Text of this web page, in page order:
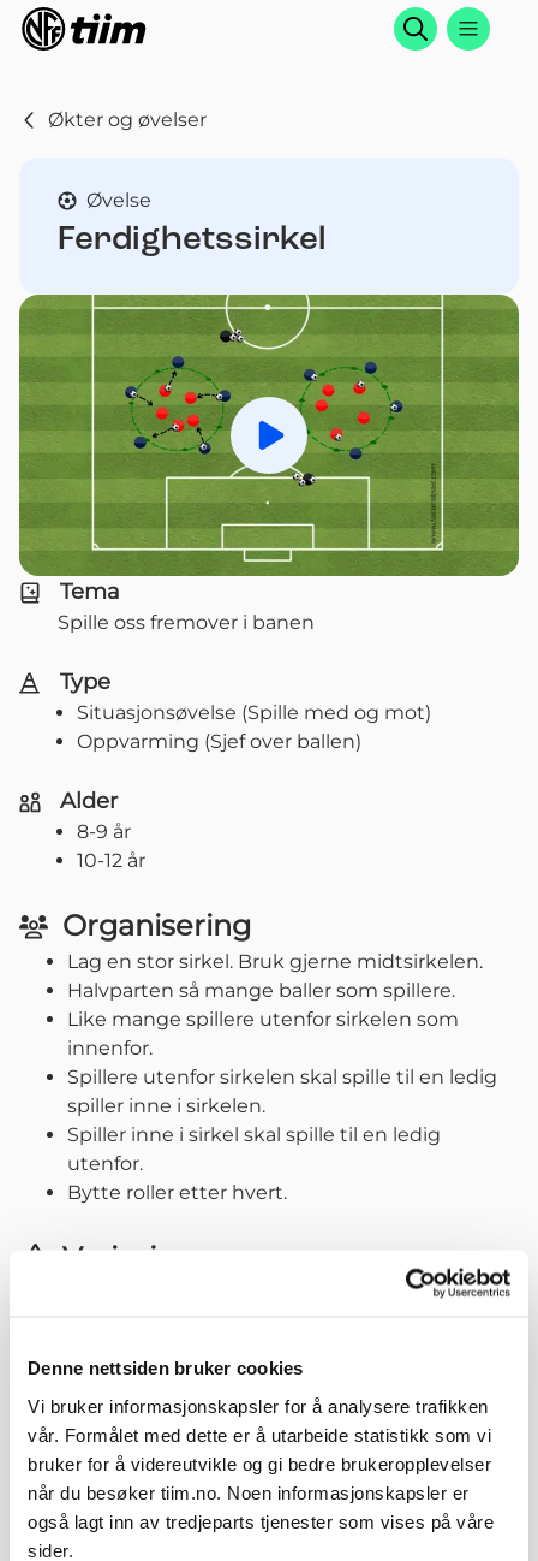
Denne nettsiden bruker cookies
Vi bruker informasjonskapsler for å analysere trafikken
vår. Formålet med dette er å utarbeide statistikk som vi
bruker for å videreutvikle og gi bedre brukeropplevelser
når du besøker tiim.no. Noen informasjonskapsler er
også lagt inn av tredjeparts tjenester som vises på våre
sider.
Søk
Økter og øvelser
Øvelse
Ferdighetssirkel
Spill av
Tema
Spille oss fremover i banen
Type
Situasjonsøvelse (Spille med og mot)
Oppvarming (Sjef over ballen)
Alder
8-9 år
10-12 år
Organisering
Lag en stor sirkel. Bruk gjerne midtsirkelen.
Halvparten så mange baller som spillere.
Like mange spillere utenfor sirkelen som
innenfor.
Spillere utenfor sirkelen skal spille til en ledig
spiller inne i sirkelen.
Spiller inne i sirkel skal spille til en ledig
utenfor.
Bytte roller etter hvert.
Variasjoner
Touchbegrensninger/forskjellige teknikker
Passivt press fra trener.
Relaterte øvelser